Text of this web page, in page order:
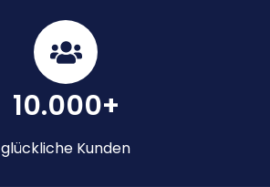
10.000+
glückliche Kunden